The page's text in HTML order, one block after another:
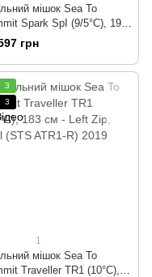
мішок Sea To
Spark SpI (9/5°C), 198
Left Zip, Light Grey/Yellow
ASP1-L)
грн
3
3
1
мішок Sea To
Traveller TR1 (10°C),